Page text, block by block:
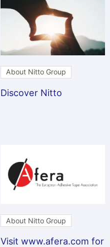
About Nitto Group
Discover Nitto
About Nitto Group
Visit www.afera.com for